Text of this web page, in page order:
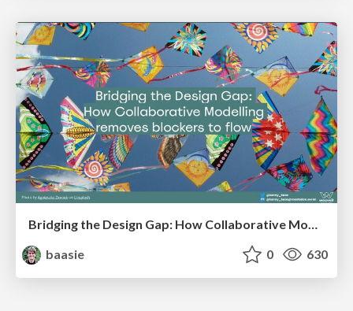
baasie
0 630